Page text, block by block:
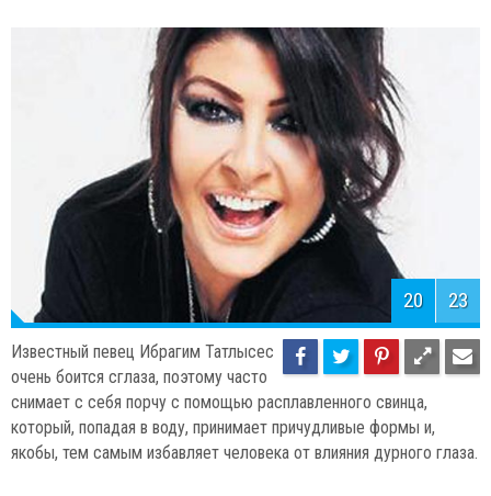
20 23
Известный певец Ибрагим Татлысес
очень боится сглаза, поэтому часто
снимает с себя порчу с помощью расплавленного свинца,
который, попадая в воду, принимает причудливые формы и,
якобы, тем самым избавляет человека от влияния дурного глаза.